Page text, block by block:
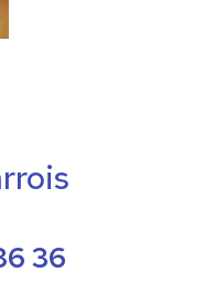
36